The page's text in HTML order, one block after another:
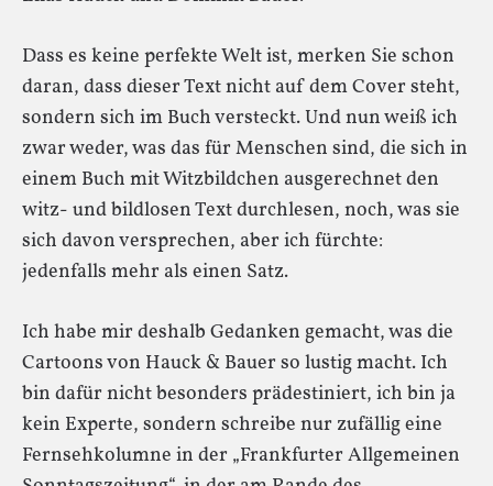
Dass es keine perfekte Welt ist, merken Sie schon
daran, dass dieser Text nicht auf dem Cover steht,
sondern sich im Buch versteckt. Und nun weiß ich
zwar weder, was das für Menschen sind, die sich in
einem Buch mit Witzbildchen ausgerechnet den
witz- und bildlosen Text durchlesen, noch, was sie
sich davon versprechen, aber ich fürchte:
jedenfalls mehr als einen Satz.
Ich habe mir deshalb Gedanken gemacht, was die
Cartoons von Hauck & Bauer so lustig macht. Ich
bin dafür nicht besonders prädestiniert, ich bin ja
kein Experte, sondern schreibe nur zufällig eine
Fernsehkolumne in der „Frankfurter Allgemeinen